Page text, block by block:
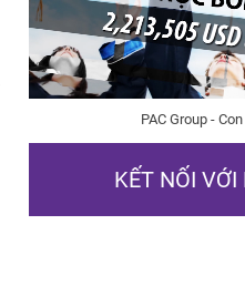
PAC Group -
KẾT NỐI VỚI